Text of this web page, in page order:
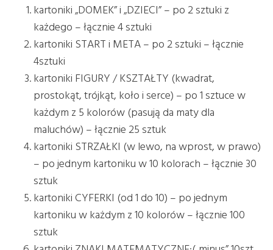
kartoniki „DOMEK” i „DZIECI” – po 2 sztuki z
każdego – łącznie 4 sztuki
kartoniki START i META – po 2 sztuki – łącznie
4sztuki
kartoniki FIGURY / KSZTAŁTY (kwadrat,
prostokąt, trójkąt, koło i serce) – po 1 sztuce w
każdym z 5 kolorów (pasują da maty dla
maluchów) – łącznie 25 sztuk
kartoniki STRZAŁKI (w lewo, na wprost, w prawo)
– po jednym kartoniku w 10 kolorach – łącznie 30
sztuk
kartoniki CYFERKI (od 1 do 10) – po jednym
kartoniku w każdym z 10 kolorów – łącznie 100
sztuk